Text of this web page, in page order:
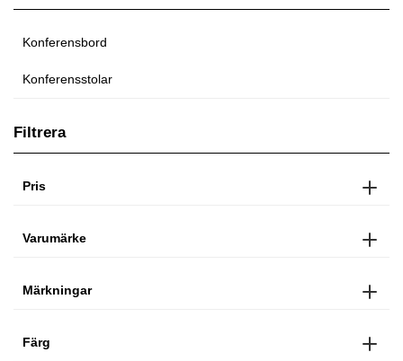
Konferensbord
Konferensstolar
Filtrera
Pris
Varumärke
Märkningar
Färg